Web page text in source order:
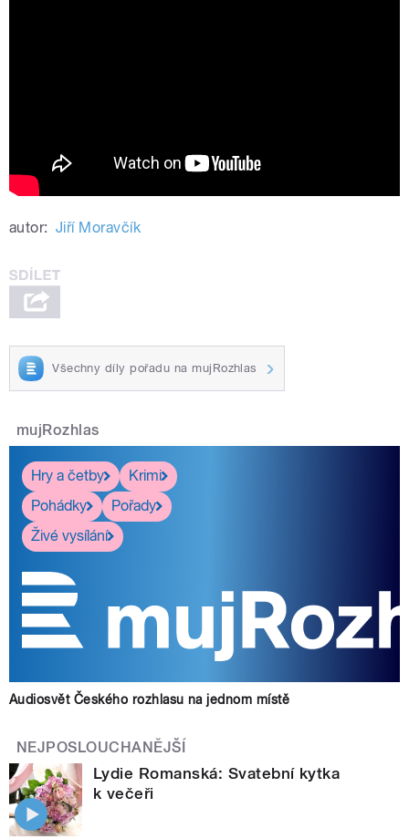
autor: Jiří Moravčík
Všechny díly pořadu na mujRozhlas
mujRozhlas
Hry a četby
Krimi
Pohádky
Pořady
Živé vysílání
Audiosvět Českého rozhlasu na jednom místě
NEJPOSLOUCHANĚJŠÍ
Lydie Romanská: Svatební kytka
k večeři